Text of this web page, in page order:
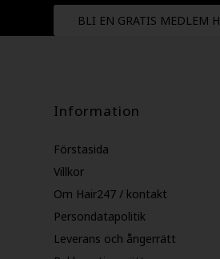
BLI EN GRATIS MEDLEM
Information
Förstasida
Villkor
Om Hair247 / kontakt
Persondatapolitik
Leverans och ångerrätt